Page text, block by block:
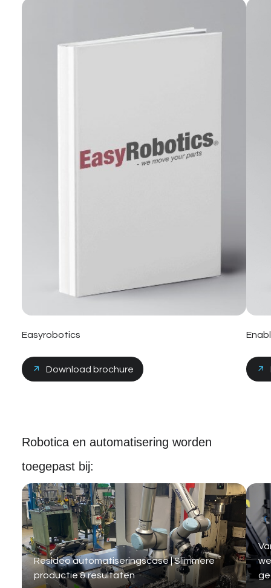
Easyrobotics
Download brochure
Robotica en automatisering worden
toegepast bij:
Resideo automatiseringscase | Slimmere
productie & resultaten